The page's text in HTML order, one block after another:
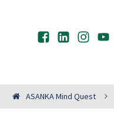
ASANKA Mind Quest